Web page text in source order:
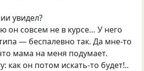
увидел?
он совсем не в курсе… У него
— беспалевно так. Да мне-то
мама на меня подумает.
как он потом искать-то будет!..